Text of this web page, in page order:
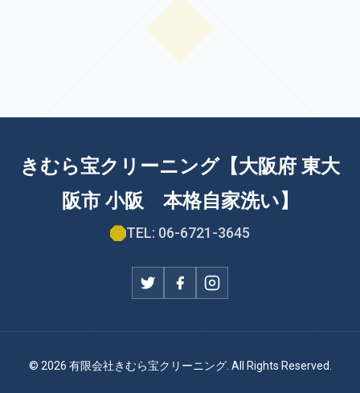
きむら宝クリーニング【大阪府 東大
阪市 小阪 本格自家洗い】
TEL: 06-6721-3645
© 2026 有限会社きむら宝クリーニング. All Rights Reserved.